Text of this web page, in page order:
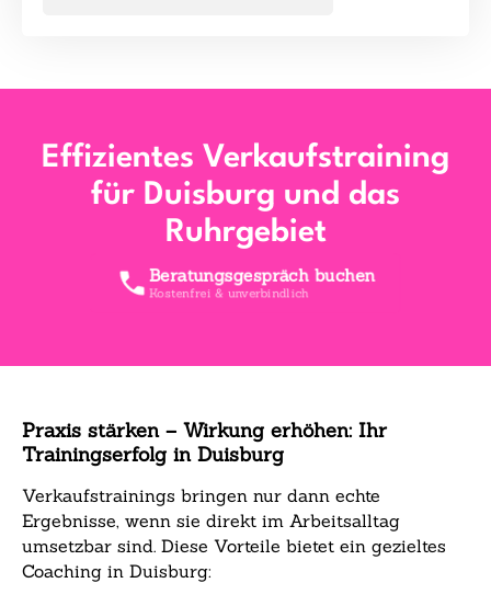
Effizientes Verkaufstraining
für Duisburg und das
Ruhrgebiet
Beratungsgespräch buchen
Kostenfrei & unverbindlich
Praxis stärken – Wirkung erhöhen: Ihr
Trainingserfolg in Duisburg
Verkaufstrainings bringen nur dann echte
Ergebnisse, wenn sie direkt im Arbeitsalltag
umsetzbar sind. Diese Vorteile bietet ein gezieltes
Coaching in Duisburg: